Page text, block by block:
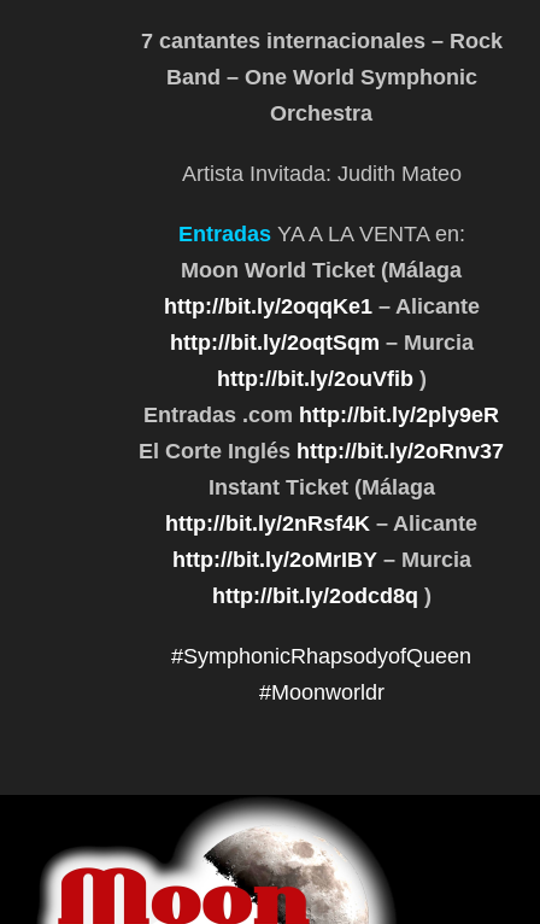
7 cantantes internacionales – Rock
Band – One World Symphonic
Orchestra
Artista Invitada: Judith Mateo
EntradasYA A LA VENTA en:
Moon World Ticket (Málaga
http://bit.ly/2oqqKe1– Alicante
http://bit.ly/2oqtSqm – Murcia
http://bit.ly/2ouVfib)
Entradas .com http://bit.ly/2ply9eR
El Corte Inglés http://bit.ly/2oRnv37
Instant Ticket (Málaga
http://bit.ly/2nRsf4K – Alicante
http://bit.ly/2oMrIBY– Murcia
http://bit.ly/2odcd8q )
#SymphonicRhapsodyofQueen
#Moonworldr